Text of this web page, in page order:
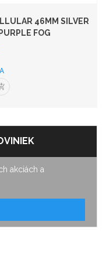
46MM SILVER
FOG
akciách a